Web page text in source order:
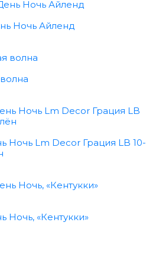
Ночь Айленд
Ночь Lm Decor Грация LB 10-
Ночь, «Кентукки»